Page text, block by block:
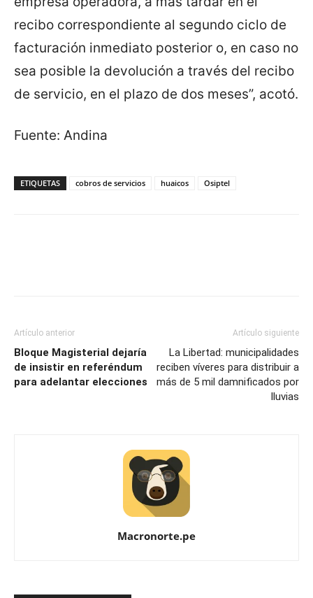
recibo correspondiente al segundo ciclo de
facturación inmediato posterior o, en caso no
sea posible la devolución a través del recibo
de servicio, en el plazo de dos meses”, acotó.
Fuente: Andina
ETIQUETAS cobros de servicios huaicos Osiptel
Artículo anterior
Bloque Magisterial dejaría
de insistir en referéndum
para adelantar elecciones
Artículo siguiente
La Libertad: municipalidades
reciben víveres para distribuir a
más de 5 mil damnificados por
lluvias
Macronorte.pe